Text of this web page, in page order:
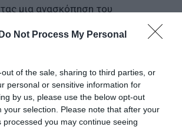
Do Not Process My Personal
of the sale, sharing to third parties, or
personal or sensitive information for
by us, please use the below opt-out
your selection. Please note that after your
processed you may continue seeing
μια ανασκόπηση του
Μέσα σε 7 μήνες,
υπογραφής της δανειακής
έργα αξίας 42 εκατ. ευρώ,
62,8 εκατ. ευρώ της επένδυσης,
συνολικού ποσού. Κινούμαστε
και ευέλικτα, αφού οι